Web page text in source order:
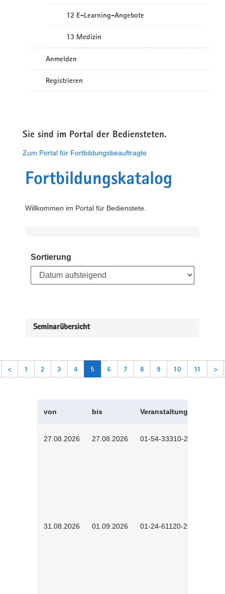
12 E-Learning-Angebote
13 Medizin
Anmelden
Registrieren
Sie sind im Portal der Bediensteten.
Zum Portal für Fortbildungsbeauftragte
Fortbildungskatalog
Willkommen im Portal für Bedienstete.
Sortierung
Seminarübersicht
< 1 2 3 4 5 6 7 8 9 10 11 >
von bis Veranstaltungskürzel
27.08.2026 27.08.2026 01-54-33310-2608
31.08.2026 01.09.2026 01-24-61120-2602